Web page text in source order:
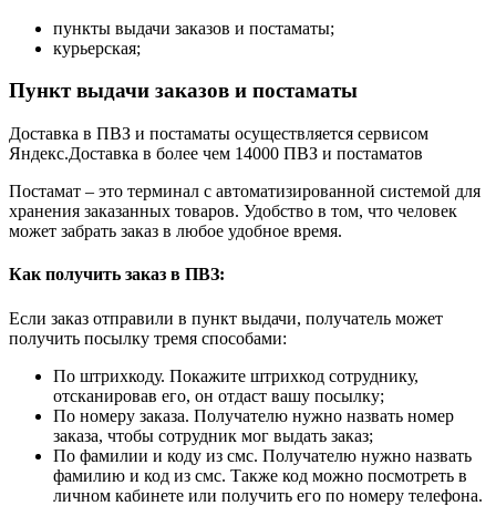
пункты выдачи заказов и постаматы;
курьерская;
Пункт выдачи заказов и постаматы
Доставка в ПВЗ и постаматы осуществляется сервисом
Яндекс.Доставка в более чем 14000 ПВЗ и постаматов
Постамат – это терминал с автоматизированной системой для
хранения заказанных товаров. Удобство в том, что человек
может забрать заказ в любое удобное время.
Как получить заказ в ПВЗ:
Если заказ отправили в пункт выдачи, получатель может
получить посылку тремя способами:
По штрихкоду. Покажите штрихкод сотруднику,
отсканировав его, он отдаст вашу посылку;
По номеру заказа. Получателю нужно назвать номер
заказа, чтобы сотрудник мог выдать заказ;
По фамилии и коду из смс. Получателю нужно назвать
фамилию и код из смс. Также код можно посмотреть в
личном кабинете или получить его по номеру телефона.